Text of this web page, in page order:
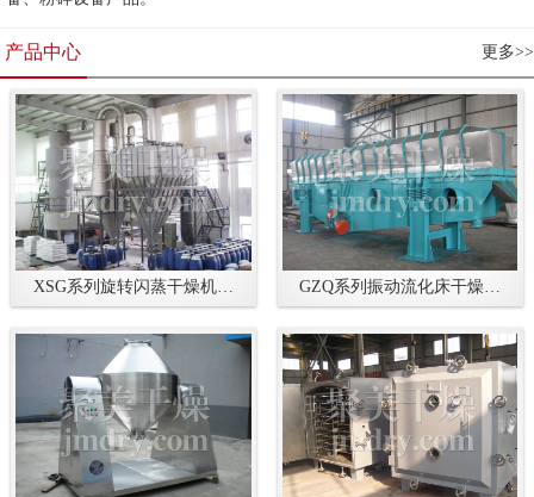
更多>>
产品中心
XSG系列旋转闪蒸干燥机… GZQ系列振动流化床干燥…